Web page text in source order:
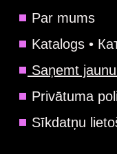
Par mums
Katalogs •
Saņemt
Privātuma
Sīkdatņu